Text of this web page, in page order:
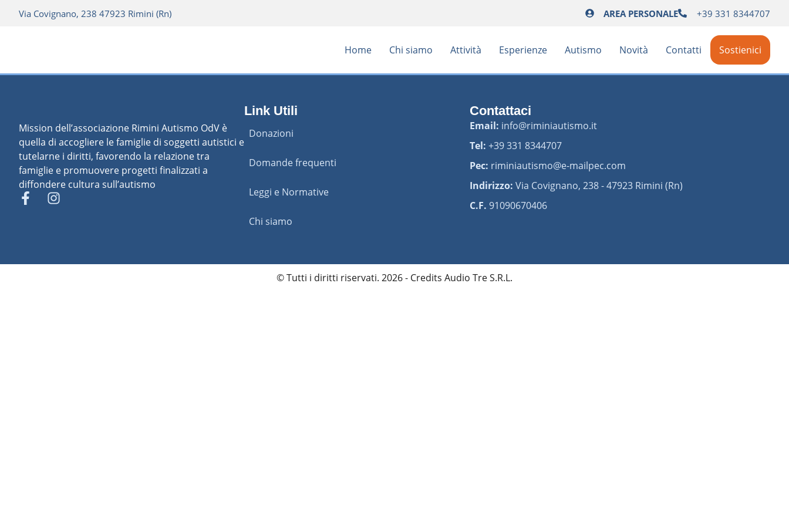
Via Covignano, 238 47923 Rimini (Rn) AREA PERSONALE +39 331 8344707
Home Chi siamo Attività Esperienze Autismo Novità Contatti Sostienici
Mission dell’associazione Rimini Autismo OdV è
quella di accogliere le famiglie di soggetti autistici e
tutelarne i diritti, favorendo la relazione tra
famiglie e promuovere progetti finalizzati a
diffondere cultura sull’autismo
Link Utili
Donazioni
Domande frequenti
Leggi e Normative
Chi siamo
Contattaci
Email: info@riminiautismo.it
Tel: +39 331 8344707
Pec: riminiautismo@e-mailpec.com
Indirizzo: Via Covignano, 238 - 47923 Rimini (Rn)
C.F. 91090670406
© Tutti i diritti riservati. 2026 - Credits Audio Tre S.R.L.